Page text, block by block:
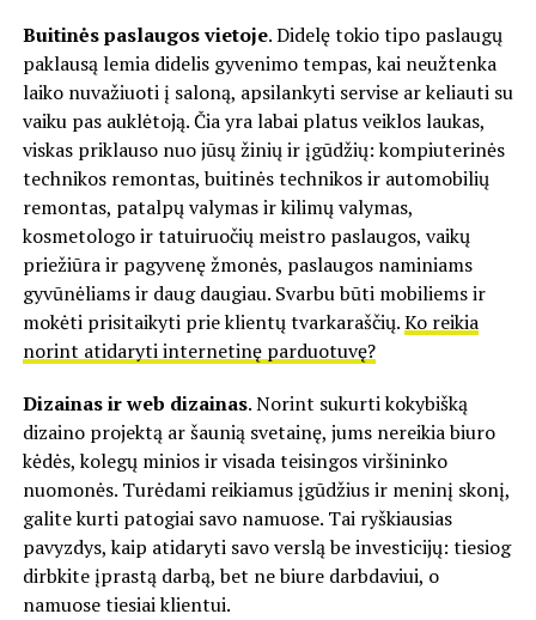
Buitinės paslaugos vietoje. Didelę tokio tipo paslaugų
paklausą lemia didelis gyvenimo tempas, kai neužtenka
laiko nuvažiuoti į saloną, apsilankyti servise ar keliauti su
vaiku pas auklėtoją. Čia yra labai platus veiklos laukas,
viskas priklauso nuo jūsų žinių ir įgūdžių: kompiuterinės
technikos remontas, buitinės technikos ir automobilių
remontas, patalpų valymas ir kilimų valymas,
kosmetologo ir tatuiruočių meistro paslaugos, vaikų
priežiūra ir pagyvenę žmonės, paslaugos naminiams
gyvūnėliams ir daug daugiau. Svarbu būti mobiliems ir
mokėti prisitaikyti prie klientų tvarkaraščių.Ko reikia
norint atidaryti internetinę parduotuvę?
Dizainas ir web dizainas. Norint sukurti kokybišką
dizaino projektą ar šaunią svetainę, jums nereikia biuro
kėdės, kolegų minios ir visada teisingos viršininko
nuomonės. Turėdami reikiamus įgūdžius ir meninį skonį,
galite kurti patogiai savo namuose. Tai ryškiausias
pavyzdys, kaip atidaryti savo verslą be investicijų: tiesiog
dirbkite įprastą darbą, bet ne biure darbdaviui, o
namuose tiesiai klientui.